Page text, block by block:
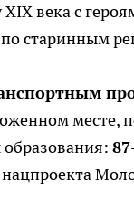
века с
старинным
месте,